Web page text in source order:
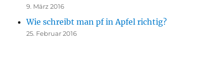
9. März 2016
Wie schreibt man pf in Apfel richtig?
25. Februar 2016